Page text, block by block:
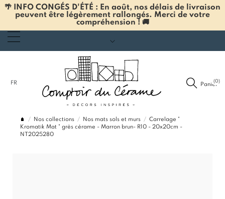
🌴 INFO CONGÉS D'ÉTÉ : En août, nos délais de livraison
peuvent être légèrement rallongés. Merci de votre
compréhension ! 🚚
FR Panier
(0)
Nos collections Nos mats sols et murs
Carrelage "
Kromatik Mat " grès cérame - Marron brun- R10 - 20x20cm -
NT2025280